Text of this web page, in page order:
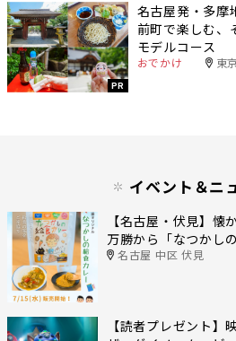
PR
名古屋発・多摩
前町で楽しむ、
モデルコース
おでかけ 東
イベント＆ニ
【名古屋・伏見】懐
万勝から「なつかし
名古屋 中区 伏見
【読者プレゼント】